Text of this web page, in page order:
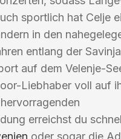
sportlich hat Celje
in den
entlang der
auf dem Velenje-
Liebhaber voll auf
erreichst du
oder sogar die